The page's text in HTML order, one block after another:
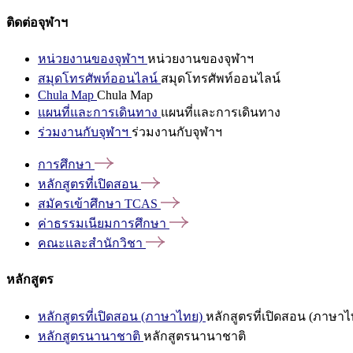
ติดต่อจุฬาฯ
หน่วยงานของจุฬาฯ หน่วยงานของจุฬาฯ
สมุดโทรศัพท์ออนไลน์ สมุดโทรศัพท์ออนไลน์
Chula Map Chula Map
แผนที่และการเดินทาง แผนที่และการเดินทาง
ร่วมงานกับจุฬาฯ ร่วมงานกับจุฬาฯ
การศึกษา
หลักสูตรที่เปิดสอน
สมัครเข้าศึกษา TCAS
ค่าธรรมเนียมการศึกษา
คณะและสำนักวิชา
หลักสูตร
หลักสูตรที่เปิดสอน (ภาษาไทย) หลักสูตรที่เปิดสอน (ภาษาไ
หลักสูตรนานาชาติ หลักสูตรนานาชาติ